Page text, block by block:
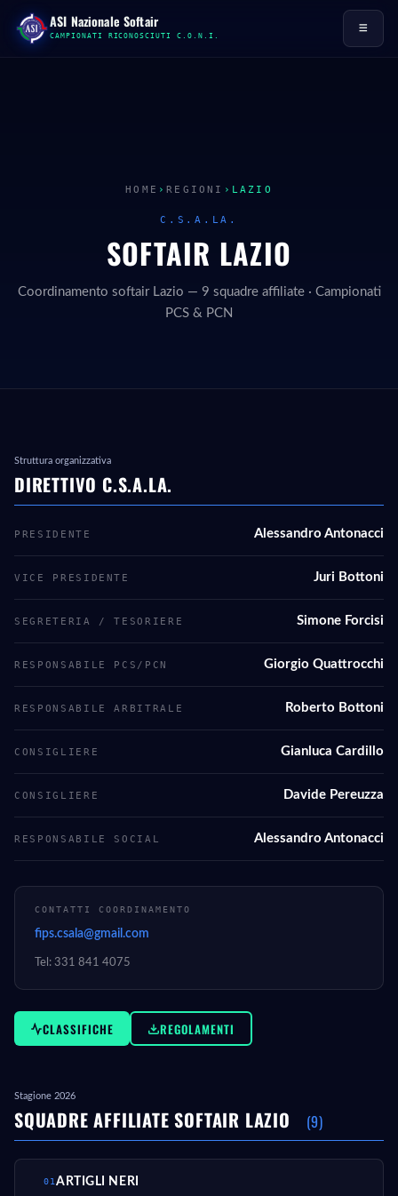
contenuto
ASI Nazionale Softair
CAMPIONATI RICONOSCIUTI C.O.N.I. ≡
HOME ›REGIONI › LAZIO
C.S.A.LA.
SOFTAIR LAZIO
Coordinamento softair Lazio — 9 squadre affiliate · Campionati
PCS & PCN
Struttura organizzativa
DIRETTIVO C.S.A.LA.
PRESIDENTE Alessandro Antonacci
VICE PRESIDENTE Juri Bottoni
SEGRETERIA / TESORIERE Simone Forcisi
RESPONSABILE PCS/PCN Giorgio Quattrocchi
RESPONSABILE ARBITRALE Roberto Bottoni
CONSIGLIERE Gianluca Cardillo
CONSIGLIERE Davide Pereuzza
RESPONSABILE SOCIAL Alessandro Antonacci
CONTATTI COORDINAMENTO
fips.csala@gmail.com
Tel: 331 841 4075
CLASSIFICHE REGOLAMENTI
Stagione 2026
SQUADRE AFFILIATE SOFTAIR LAZIO (9)
01 ARTIGLI NERI